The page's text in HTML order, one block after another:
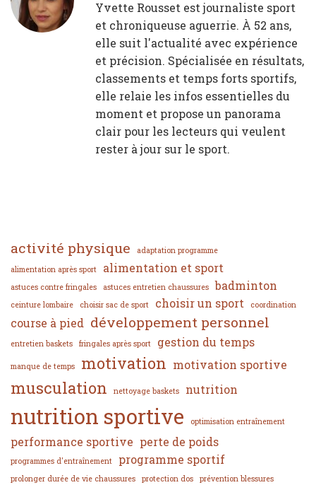
Yvette Rousset est journaliste sport
et chroniqueuse aguerrie. À 52 ans,
elle suit l'actualité avec expérience
et précision. Spécialisée en résultats,
classements et temps forts sportifs,
elle relaie les infos essentielles du
moment et propose un panorama
clair pour les lecteurs qui veulent
rester à jour sur le sport.
activité physique
adaptation programme
alimentation après sport
alimentation et sport
astuces contre fringales astuces entretien chaussures badminton
ceinture lombaire choisir sac de sport choisir un sport coordination
course à pied développement personnel
entretien baskets fringales après sport gestion du temps
manque de temps motivation motivation sportive
musculation nettoyage baskets nutrition
nutrition sportive optimisation entraînement
performance sportive perte de poids
programmes d'entraînement programme sportif
prolonger durée de vie chaussures protection dos
prévention blessures